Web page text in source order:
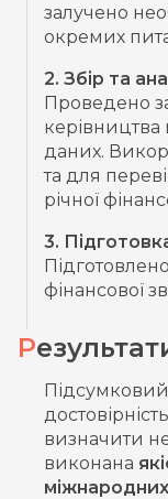
залучено
окремих
2. Збір та
Проведено
керівництва
даних.
та для
річної
3.
фінансової
Підсумковий
визначити
виконана